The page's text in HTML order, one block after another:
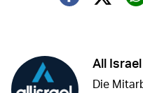
All
Die